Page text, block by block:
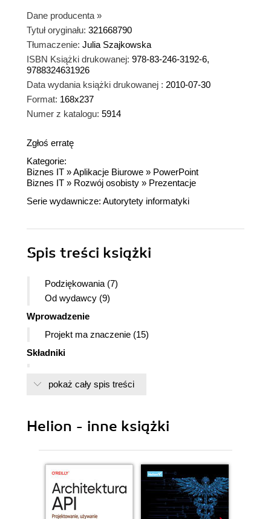
Dane producenta »
Tytuł oryginału: 321668790
Tłumaczenie: Julia Szajkowska
ISBN Książki drukowanej: 978-83-246-3192-6,
9788324631926
Data wydania książki drukowanej : 2010-07-30
Format: 168x237
Numer z katalogu: 5914
Zgłoś erratę
Kategorie:
Biznes IT »Aplikacje Biurowe » PowerPoint
Biznes IT » Rozwój osobisty » Prezentacje
Serie wydawnicze: Autorytety informatyki
Spis treści książki
Podziękowania (7)
Od wydawcy (9)
Wprowadzenie
Projekt ma znaczenie (15)
Składniki
Komunikowanie się za pomocą kolorów (73)
Zasady
Różne rodzaje przestrzeni. Jak je wykorzystać?
(167)
Cel i uwaga (189)
Osiąganie harmonii (207)
Podróż
pokaż cały spis treści
Helion - inne książki